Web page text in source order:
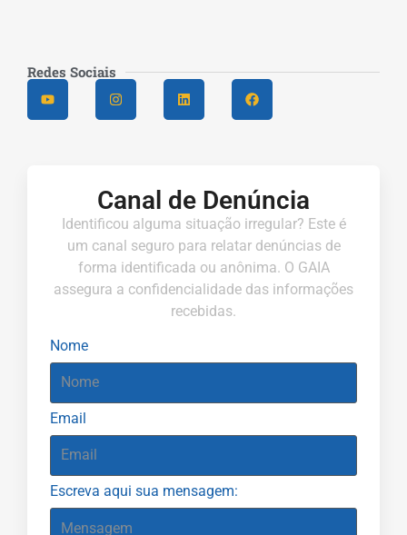
Redes Sociais
Canal de Denúncia
Identificou alguma situação irregular? Este é
um canal seguro para relatar denúncias de
forma identificada ou anônima. O GAIA
assegura a confidencialidade das informações
recebidas.
Nome
Email
Escreva aqui sua mensagem: